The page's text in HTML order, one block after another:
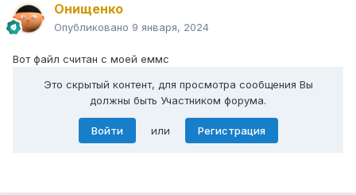
Онищенко
Опубликовано 9 января, 2024
Вот файл считан с моей еммс
Это скрытый контент, для просмотра сообщения Вы
должны быть Участником форума.
Войти или Регистрация